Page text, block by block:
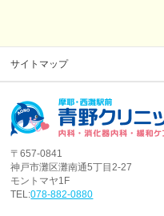
サイトマップ
〒657-0841
神戸市灘区灘南通5丁目2-27
モントマヤ1F
TEL:078-882-0880